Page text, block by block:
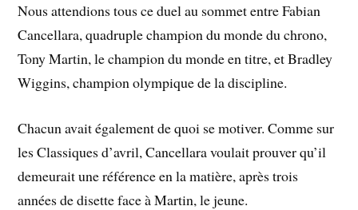
Nous attendions tous ce duel au sommet entre Fabian
Cancellara, quadruple champion du monde du chrono,
Tony Martin, le champion du monde en titre, et Bradley
Wiggins, champion olympique de la discipline.
Chacun avait également de quoi se motiver. Comme sur
les Classiques d’avril, Cancellara voulait prouver qu’il
demeurait une référence en la matière, après trois
années de disette face à Martin, le jeune.